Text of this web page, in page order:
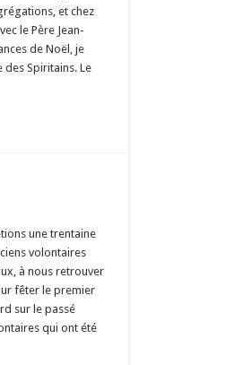
et chez
le Père Jean-
de Noël, je
des Spiritains. Le
une trentaine
volontaires
à nous retrouver
fêter le premier
sur le passé
qui ont été